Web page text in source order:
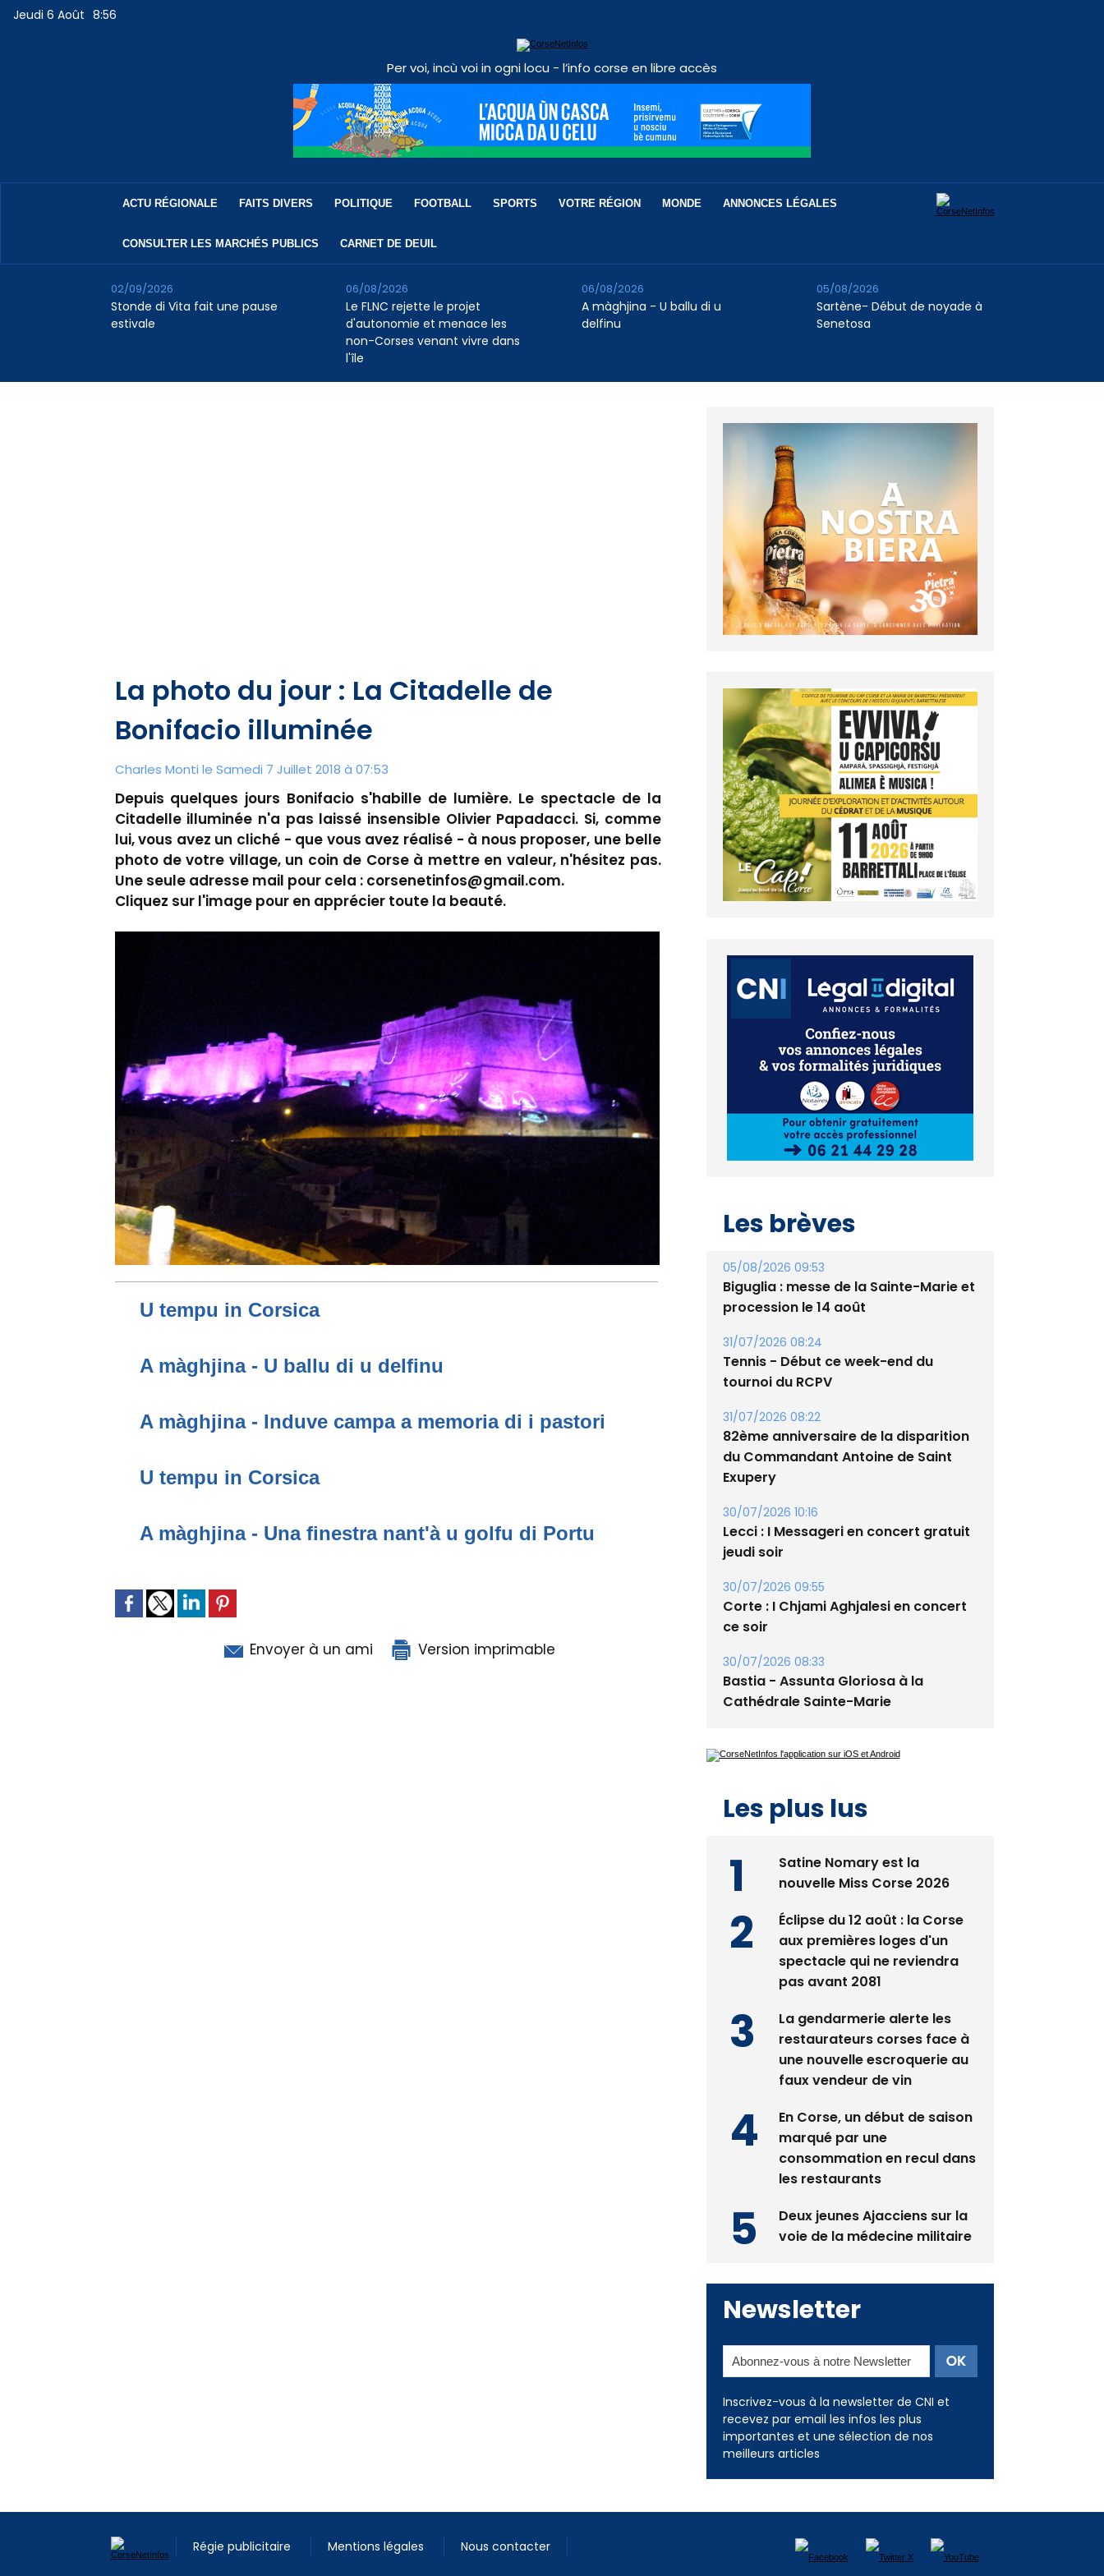
Jeudi 6 Août 8:56
Per voi, incù voi in ogni locu - l’info corse en libre accès
ACTU RÉGIONALE FAITS DIVERS POLITIQUE FOOTBALL SPORTS VOTRE RÉGION MONDE ANNONCES LÉGALES
CONSULTER LES MARCHÉS PUBLICS CARNET DE DEUIL
Stonde di Vita fait une pause
estivale
02/09/2026
Le FLNC rejette le projet
d'autonomie et menace les
non-Corses venant vivre dans
l'île
06/08/2026
A màghjina - U ballu di u
delfinu
06/08/2026
Sartène- Début de noyade à
Senetosa
05/08/2026
La photo du jour : La Citadelle de
Bonifacio illuminée
Charles Monti le Samedi 7 Juillet 2018 à 07:53
Depuis quelques jours Bonifacio s'habille de lumière. Le spectacle de la
Citadelle illuminée n'a pas laissé insensible Olivier Papadacci. Si, comme
lui, vous avez un cliché - que vous avez réalisé - à nous proposer, une belle
photo de votre village, un coin de Corse à mettre en valeur, n'hésitez pas.
Une seule adresse mail pour cela : corsenetinfos@gmail.com.
Cliquez sur l'image pour en apprécier toute la beauté.
U tempu in Corsica
A màghjina - U ballu di u delfinu
A màghjina - Induve campa a memoria di i pastori
U tempu in Corsica
A màghjina - Una finestra nant'à u golfu di Portu
Envoyer à un ami Version imprimable
05/08/2026 09:53
procession le 14 août
31/07/2026 08:24
tournoi du RCPV
31/07/2026 08:22
du Commandant Antoine de Saint
Exupery
30/07/2026 10:16
jeudi soir
30/07/2026 09:55
ce soir
30/07/2026 08:33
Cathédrale Sainte-Marie
Éclipse du 12 août : la Corse
spectacle qui ne reviendra
pas avant 2081
La gendarmerie alerte les
une nouvelle escroquerie au
faux vendeur de vin
En Corse, un début de saison
consommation en recul dans
les restaurants
Deux jeunes Ajacciens sur la
Inscrivez-vous à la newsletter de CNI et
recevez par email les infos les plus
importantes et une sélection de nos
meilleurs articles
Régie publicitaire Mentions légales Nous contacter